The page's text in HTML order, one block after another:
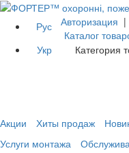
Рус
Укр
Авторизация |
Каталог
Категория
Акции Хиты продаж
Услуги монтажа